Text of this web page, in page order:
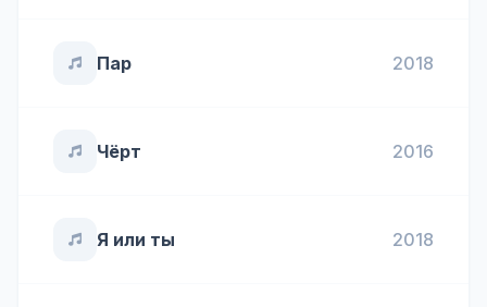
Пар 2018
Чёрт 2016
Я или ты 2018